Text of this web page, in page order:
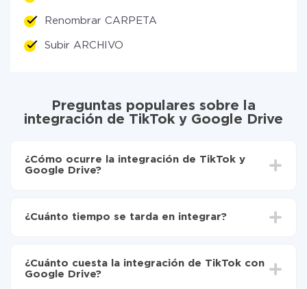
Renombrar CARPETA
Subir ARCHIVO
Preguntas populares sobre la
integración de TikTok y Google Drive
¿Cómo ocurre la integración de TikTok y
Google Drive?
Elija qué datos transferir de TikTok a Google Drive
de TikTok a Google Drive
¿Cuánto tiempo se tarda en integrar?
oscilar entre 5 y 30 minutos. En promedio, la
configuración tarda entre 10 y 15 minutos.
¿Cuánto cuesta la integración de TikTok con
Google Drive?